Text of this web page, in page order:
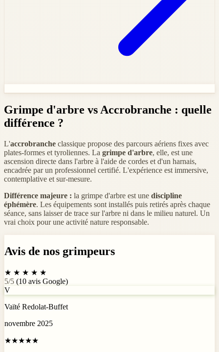
Grimpe d'arbre vs Accrobranche : quelle
différence ?
L'accrobranche classique propose des parcours aériens fixes avec
plates-formes et tyroliennes. La grimpe d'arbre, elle, est une
ascension directe dans l'arbre à l'aide de cordes et d'un harnais,
encadrée par un professionnel certifié. L'expérience est immersive,
contemplative et sur-mesure.
Différence majeure : la grimpe d'arbre est une discipline
éphémère. Les équipements sont installés puis retirés après chaque
séance, sans laisser de trace sur l'arbre ni dans le milieu naturel. Un
vrai choix pour une activité nature responsable.
Avis de nos grimpeurs
★ ★ ★ ★ ★
5/5 (10 avis Google)
V
Vaïté Redolat-Buffet
novembre 2025
★★★★★